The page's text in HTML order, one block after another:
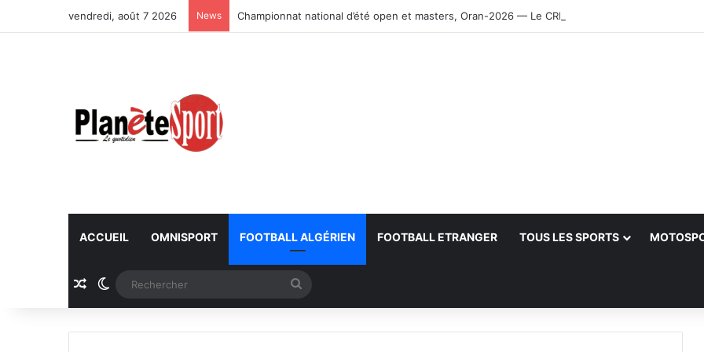
vendredi, août 7 2026 News Championnat national d’été open et masters, Oran-2026 — Le CRB s’adjuge le titre
ACCUEIL OMNISPORT FOOTBALL ALGÉRIEN FOOTBALL ETRANGER TOUS LES SPORTS
Article Aléatoire
Switch skin